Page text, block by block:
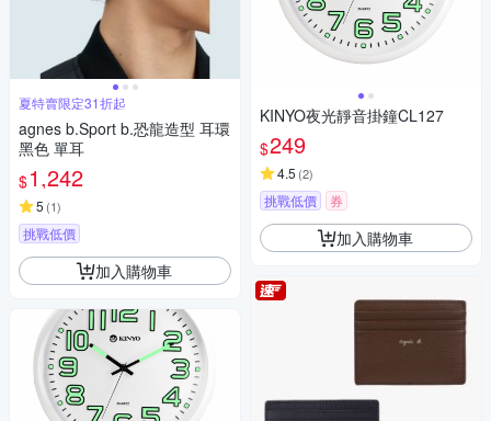
夏特賣限定31折起
agnes b.Sport b.恐龍造型 耳環
黑色 單耳
$1,242
5 (1)
挑戰低價
加入購物車
KINYO夜光靜音掛鐘CL127
$249
4.5 (2)
挑戰低價 券
加入購物車